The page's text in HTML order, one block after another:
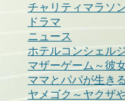
チャリティマラソ
ドラマ
ニュース
ホテルコンシェル
マザーゲーム～彼
ママとパパが生き
ヤメゴク～ヤクザ